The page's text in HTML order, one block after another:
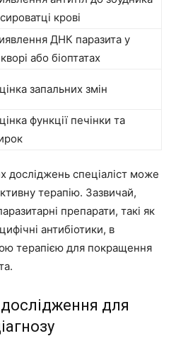
крові
ДНК паразита у
або біоптатах
запальних змін
функції печінки та
досліджень спеціаліст може
терапію. Зазвичай,
препарати, такі як
антибіотики, в
терапією для покращення
для